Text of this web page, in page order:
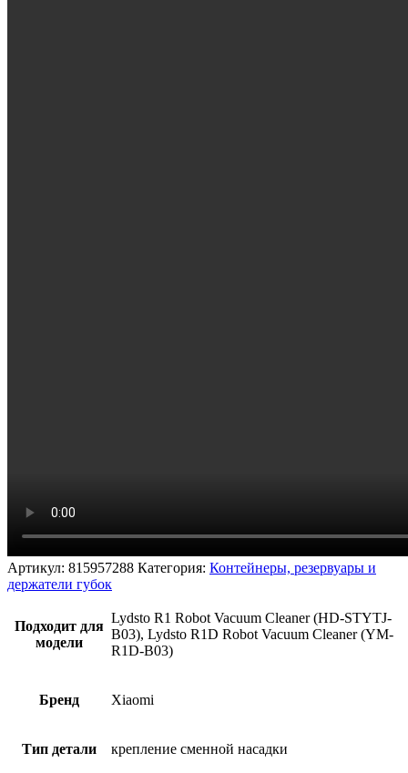
Артикул: 815957288 Категория: Контейнеры, резервуары и
держатели губок
Подходит для
модели
Lydsto R1 Robot Vacuum Cleaner (HD-STYTJ-
B03), Lydsto R1D Robot Vacuum Cleaner (YM-
R1D-B03)
Бренд Xiaomi
Тип детали крепление сменной насадки